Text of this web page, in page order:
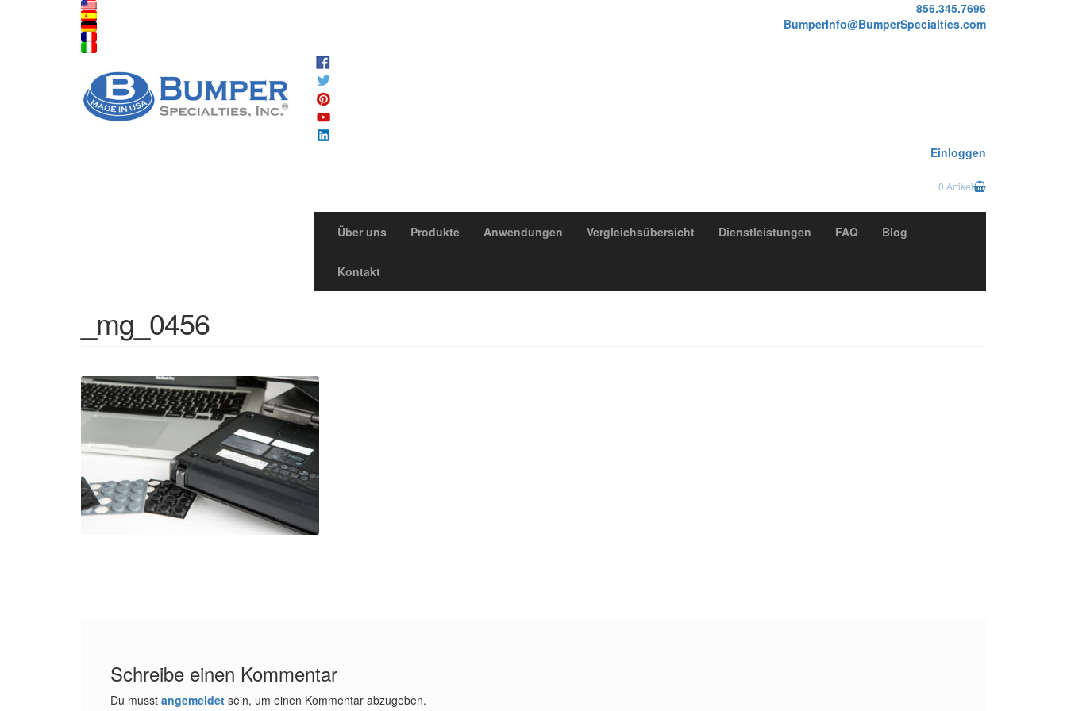
856.345.7696
BumperInfo@BumperSpecialties.com
Einloggen
0 Artikel
Über uns Produkte Anwendungen Vergleichsübersicht Dienstleistungen FAQ Blog
Kontakt
_mg_0456
Schreibe einen Kommentar
Du musst angemeldetsein, um einen Kommentar abzugeben.